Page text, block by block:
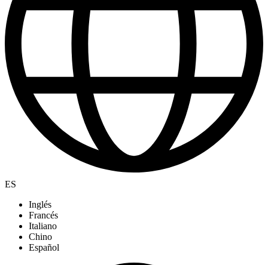
ES
Inglés
Francés
Italiano
Chino
Español